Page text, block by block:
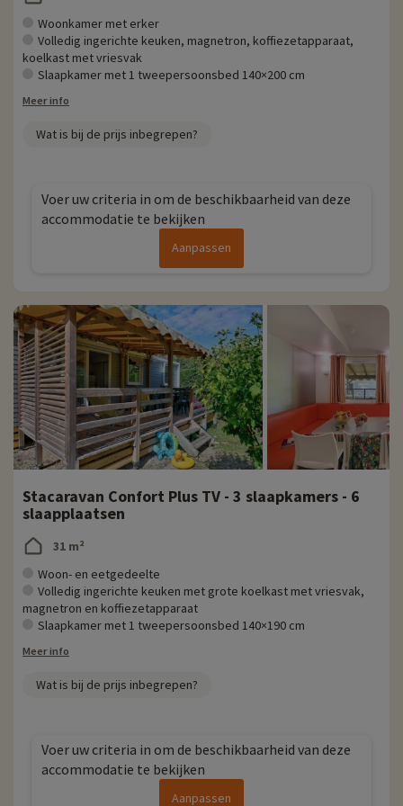
Woonkamer met erker
Volledig ingerichte keuken, magnetron, koffiezetapparaat,
koelkast met vriesvak
Slaapkamer met 1 tweepersoonsbed 140×200 cm
Meer info
Wat is bij de prijs inbegrepen?
Voer uw criteria in om de beschikbaarheid van deze
accommodatie te bekijken
Aanpassen
Stacaravan Confort Plus TV - 3 slaapkamers - 6
slaapplaatsen
31 m²
Woon- en eetgedeelte
Volledig ingerichte keuken met grote koelkast met vriesvak,
magnetron en koffiezetapparaat
Slaapkamer met 1 tweepersoonsbed 140×190 cm
Meer info
Wat is bij de prijs inbegrepen?
Voer uw criteria in om de beschikbaarheid van deze
accommodatie te bekijken
Aanpassen